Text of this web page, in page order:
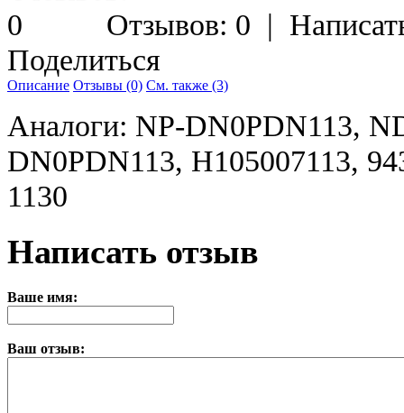
Отзывов: 0 |
Поделиться
Описание Отзывы (0) См. также (3)
Аналоги: NP-DN0PDN113,
DN0PDN113, H105007113,
1130
Написать отзыв
Ваше имя:
Ваш отзыв: